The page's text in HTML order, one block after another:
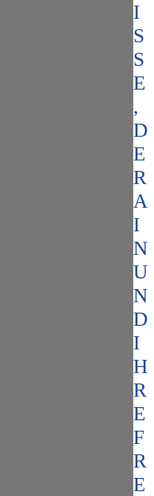
I
S
S
E
,
D
E
R
A
I
N
U
N
D
I
H
R
E
F
R
E